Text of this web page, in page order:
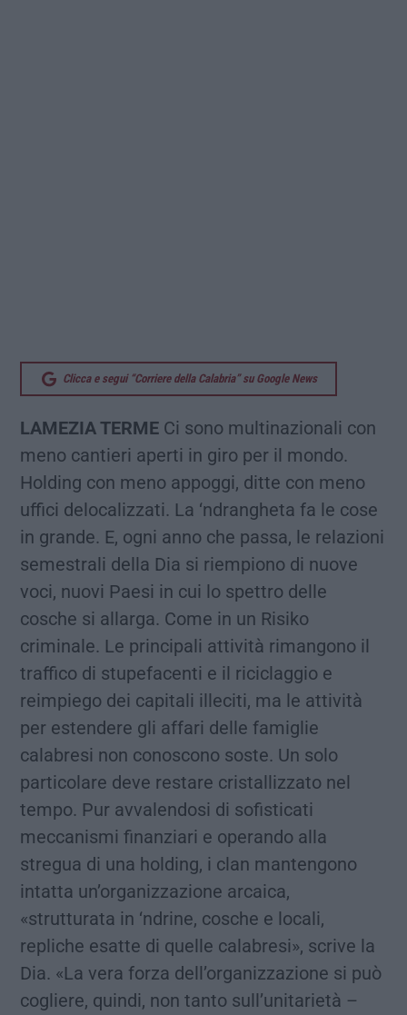
Clicca e segui “Corriere della Calabria” su Google News
LAMEZIA TERME Ci sono multinazionali con
meno cantieri aperti in giro per il mondo.
Holding con meno appoggi, ditte con meno
uffici delocalizzati. La ‘ndrangheta fa le cose
in grande. E, ogni anno che passa, le relazioni
semestrali della Dia si riempiono di nuove
voci, nuovi Paesi in cui lo spettro delle
cosche si allarga. Come in un Risiko
criminale. Le principali attività rimangono il
traffico di stupefacenti e il riciclaggio e
reimpiego dei capitali illeciti, ma le attività
per estendere gli affari delle famiglie
calabresi non conoscono soste. Un solo
particolare deve restare cristallizzato nel
tempo. Pur avvalendosi di sofisticati
meccanismi finanziari e operando alla
stregua di una holding, i clan mantengono
intatta un’organizzazione arcaica,
«strutturata in ‘ndrine, cosche e locali,
repliche esatte di quelle calabresi», scrive la
Dia. «La vera forza dell’organizzazione si può
cogliere, quindi, non tanto sull’unitarietà –